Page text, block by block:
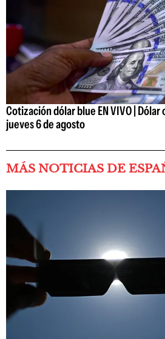
Cotización dólar blue EN VIVO | Dólar
jueves 6 de agosto
MÁS NOTICIAS DE